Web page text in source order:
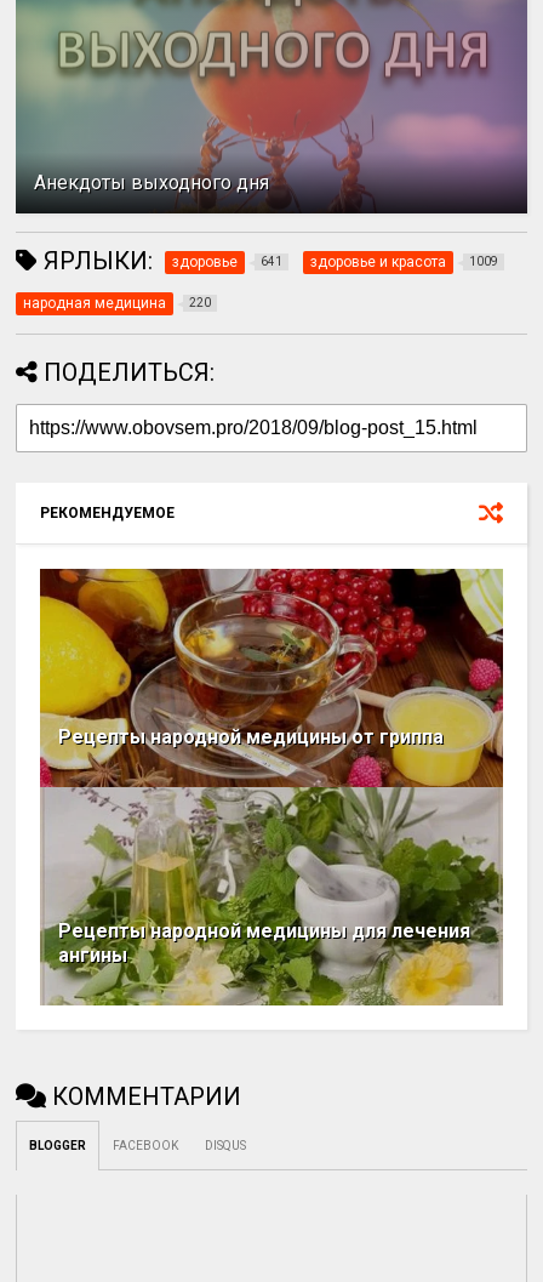
Анекдоты выходного дня
ЯРЛЫКИ: здоровье 641 здоровье и красота 1009
народная медицина 220
ПОДЕЛИТЬСЯ:
РЕКОМЕНДУЕМОЕ
Рецепты народной медицины от гриппа
Рецепты народной медицины для лечения
ангины
КОММЕНТАРИИ
BLOGGER FACEBOOK DISQUS